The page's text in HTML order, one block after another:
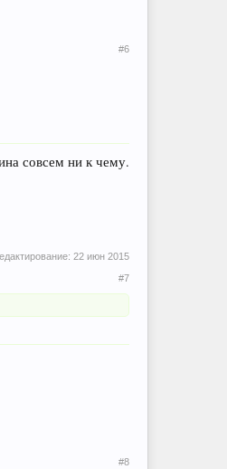
#6
совсем ни к чему.
22 июн 2015
#7
#8